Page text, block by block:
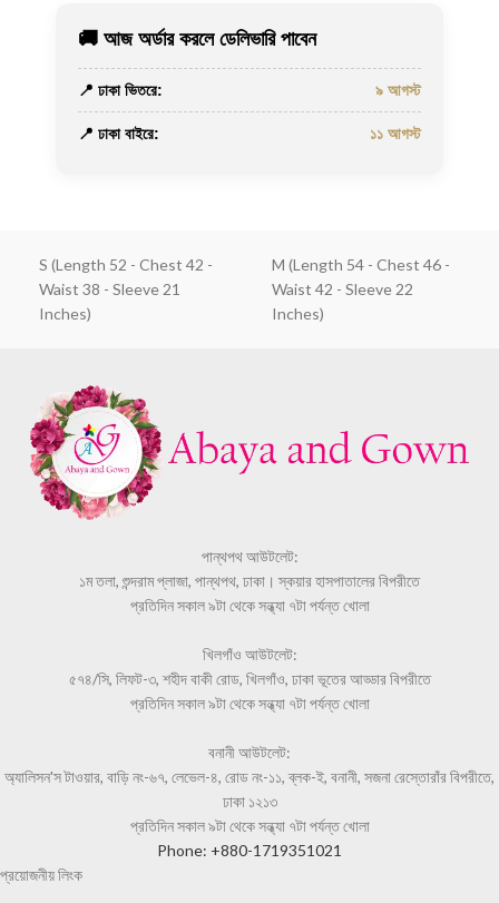
🚚 আজ অর্ডার করলে ডেলিভারি পাবেন
📍 ঢাকা ভিতরে: ৯ আগস্ট
📍 ঢাকা বাইরে: ১১ আগস্ট
S (Length 52 - Chest 42 -
Waist 38 - Sleeve 21
Inches)
M (Length 54 - Chest 46 -
Waist 42 - Sleeve 22
Inches)
পান্থপথ আউটলেট:
১ম তলা, শুন্দরাম প্লাজা, পান্থপথ, ঢাকা। স্কয়ার হাসপাতালের বিপরীতে
প্রতিদিন সকাল ৯টা থেকে সন্ধ্যা ৭টা পর্যন্ত খোলা
খিলগাঁও আউটলেট:
৫৭৪/সি, লিফট-৩, শহীদ বাকী রোড, খিলগাঁও, ঢাকা ভূতের আড্ডার বিপরীতে
প্রতিদিন সকাল ৯টা থেকে সন্ধ্যা ৭টা পর্যন্ত খোলা
বনানী আউটলেট:
অ্যালিসন'স টাওয়ার, বাড়ি নং-৬৭, লেভেল-৪, রোড নং-১১, ব্লক-ই, বনানী, সজনা রেস্তোরাঁর বিপরীতে,
ঢাকা ১২১৩
প্রতিদিন সকাল ৯টা থেকে সন্ধ্যা ৭টা পর্যন্ত খোলা
Phone: +880-1719351021
প্রয়োজনীয় লিংক